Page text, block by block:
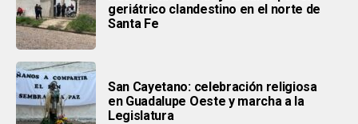
geriátrico clandestino en el norte de
Santa Fe
San Cayetano: celebración religiosa
en Guadalupe Oeste y marcha a la
Legislatura